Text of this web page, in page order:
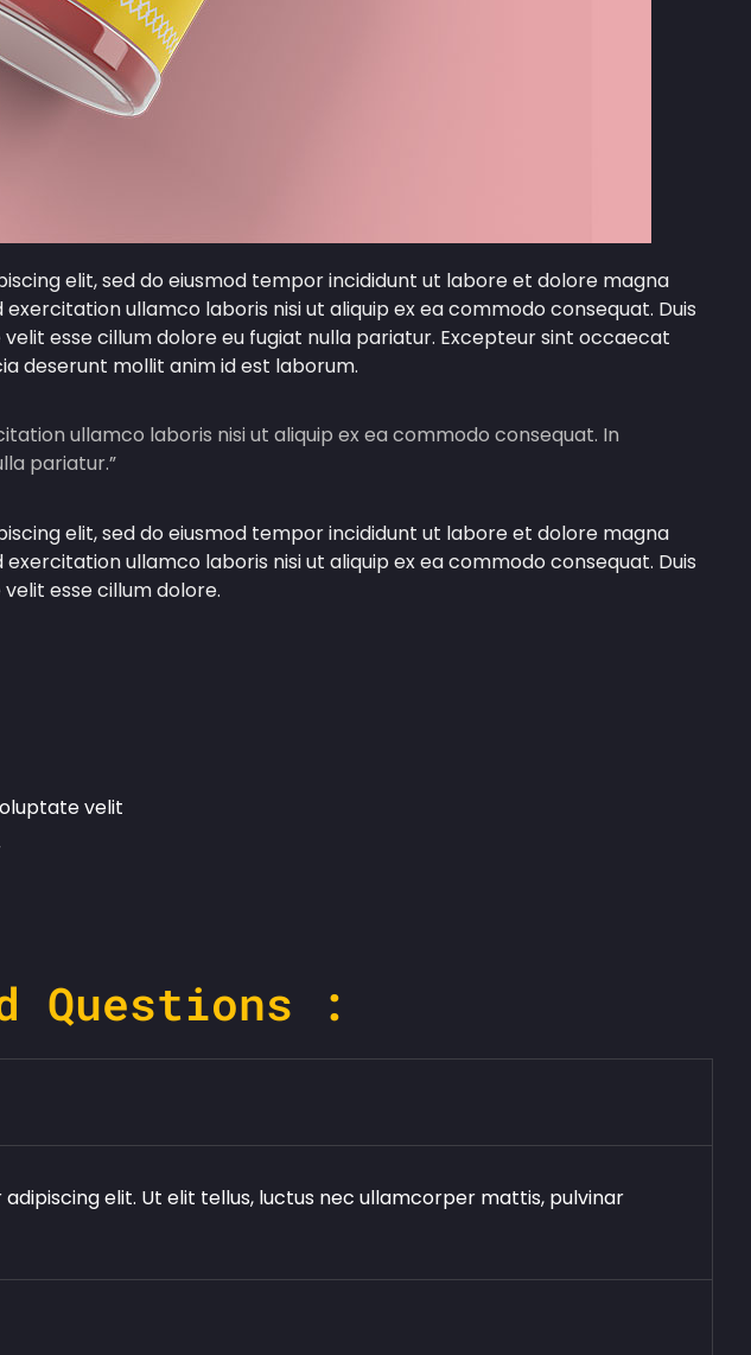
elit, sed do eiusmod tempor incididunt ut labore et dolore magna
ullamco laboris nisi ut aliquip ex ea commodo consequat. Duis
esse cillum dolore eu fugiat nulla pariatur. Excepteur sint occaecat
deserunt mollit anim id est laborum.
ullamco laboris nisi ut aliquip ex ea commodo consequat. In
pariatur.”
elit, sed do eiusmod tempor incididunt ut labore et dolore magna
ullamco laboris nisi ut aliquip ex ea commodo consequat. Duis
esse cillum dolore.
velit
Questions :
elit. Ut elit tellus, luctus nec ullamcorper mattis, pulvinar